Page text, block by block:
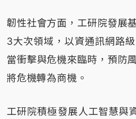
韌性社會方面，工研院發展
3大次領域，以資通訊網路
當衝擊與危機來臨時，預防
將危機轉為商機。
工研院積極發展人工智慧與